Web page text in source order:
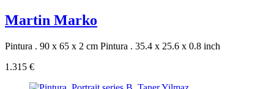
Martin Marko
Pintura . 90 x 65 x 2 cm Pintura . 35.4 x 25.6 x 0.8 inch
1.315 €